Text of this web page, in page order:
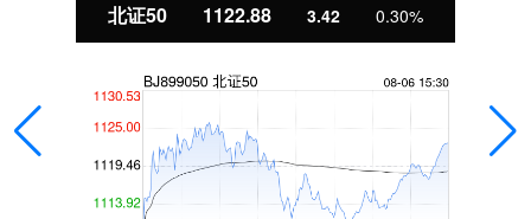
北证50 1122.88 3.42 0.30%